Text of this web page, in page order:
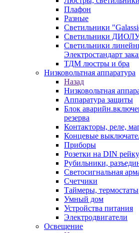
Плафон
Разные
Светильники
Светильники
Светильники
Электростандарт
ТДМ люстры и бра
Низковольтная аппаратура
Назад
Низковольтная
Аппаратура защиты
Блок
резерва
Контакторы, реле,
Концевые
Приборы
Розетки на DIN рейку
Рубильники,
Светосигнальная
Счетчики
Таймеры, термостаты
Умный дом
Устройства питания
Электродвигатели
Освещение